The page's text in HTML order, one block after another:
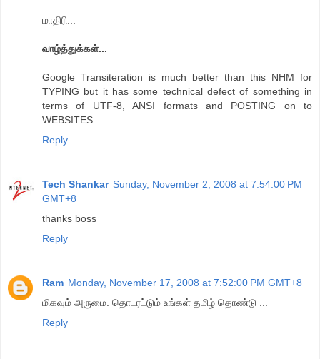
மாதிரி...
வாழ்த்துக்கள்...
Google Transiteration is much better than this NHM for
TYPING but it has some technical defect of something in
terms of UTF-8, ANSI formats and POSTING on to
WEBSITES.
Reply
Tech Shankar Sunday, November 2, 2008 at 7:54:00 PM
GMT+8
thanks boss
Reply
Ram Monday, November 17, 2008 at 7:52:00 PM GMT+8
மிகவும் அருமை. தொடரட்டும் உங்கள் தமிழ் தொண்டு ...
Reply